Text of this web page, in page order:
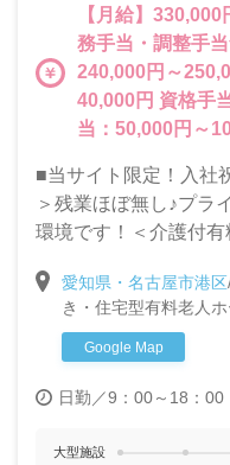
【月給】
務手当・調整手当含む） ＜内訳
240,000円～
40,000円 資格手
当：50,000円～
■当サイト限定！入社
＞残業ほぼ無し♪プラ
環境です！＜介護付
愛知県・名古屋市港区
き・住宅型有料老人
Google Map
日勤／9：00～18：00
大型施設